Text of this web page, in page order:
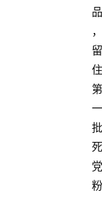
品
，
留
住
第
一
批
死
党
粉